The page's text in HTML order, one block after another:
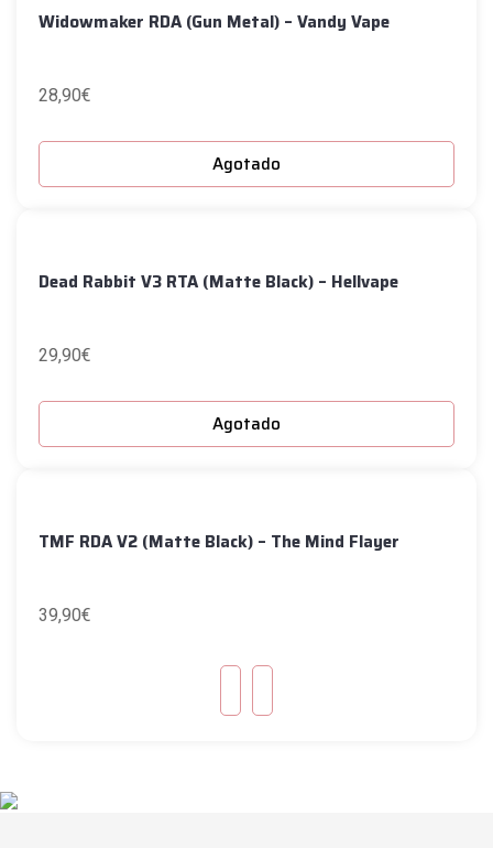
Widowmaker RDA (Gun Metal) – Vandy Vape
28,90€
Agotado
Dead Rabbit V3 RTA (Matte Black) – Hellvape
29,90€
Agotado
TMF RDA V2 (Matte Black) – The Mind Flayer
39,90€